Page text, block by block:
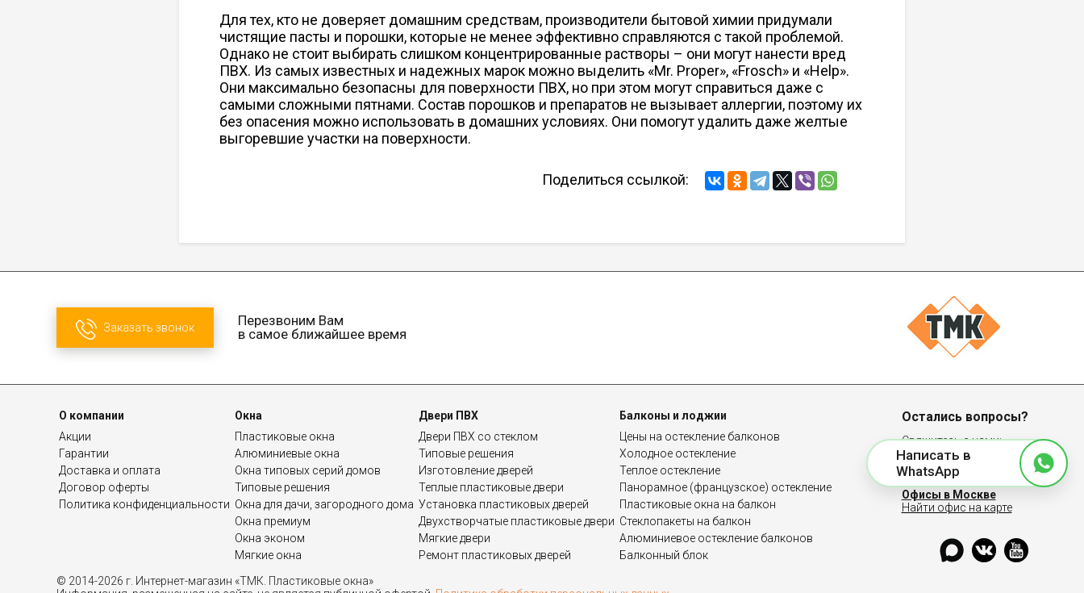
Для тех, кто не доверяет домашним средствам, производители бытовой химии придумали
чистящие пасты и порошки, которые не менее эффективно справляются с такой проблемой.
Однако не стоит выбирать слишком концентрированные растворы – они могут нанести вред
ПВХ. Из самых известных и надежных марок можно выделить «Mr. Proper», «Frosch» и «Help».
Они максимально безопасны для поверхности ПВХ, но при этом могут справиться даже с
самыми сложными пятнами. Состав порошков и препаратов не вызывает аллергии, поэтому их
без опасения можно использовать в домашних условиях. Они помогут удалить даже желтые
выгоревшие участки на поверхности.
Поделиться ссылкой:
Заказать звонок
Перезвоним Вам
в самое ближайшее время
О компании
Акции
Гарантии
Доставка и оплата
Договор оферты
Политика конфиденциальности
Окна
Пластиковые окна
Алюминиевые окна
Окна типовых серий домов
Типовые решения
Окна для дачи, загородного дома
Окна премиум
Окна эконом
Мягкие окна
Двери ПВХ
Двери ПВХ со стеклом
Типовые решения
Изготовление дверей
Теплые пластиковые двери
Установка пластиковых дверей
Двухстворчатые пластиковые двери
Мягкие двери
Ремонт пластиковых дверей
Балконы и лоджии
Цены на остекление балконов
Холодное остекление
Теплое остекление
Панорамное (французское) остекление
Пластиковые окна на балкон
Стеклопакеты на балкон
Алюминиевое остекление балконов
Балконный блок
Остались вопросы?
Свяжитесь с нами:
8 (958) 100-83-64
Офисы в Москве
Найти офис на карте
© 2014-2026 г. Интернет-магазин «ТМК. Пластиковые окна»
Написать в
WhatsApp